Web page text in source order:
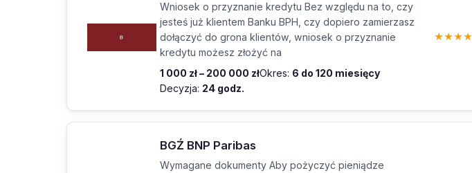
Wniosek o przyznanie kredytu Bez względu na to, czy
jesteś już klientem Banku BPH, czy dopiero zamierzasz
dołączyć do grona klientów, wniosek o przyznanie
kredytu możesz złożyć na
1 000 zł – 200 000 złOkres: 6 do 120 miesięcy
Decyzja: 24 godz.
★★★★
BGŹ BNP Paribas
Wymagane dokumenty Aby pożyczyć pieniądze